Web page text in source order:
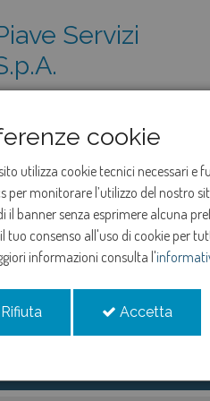
cookie
utilizza cookie tecnici necessari e
per monitorare l’utilizzo del nostro
il banner senza esprimere alcuna
tuo consenso all'uso di cookie per
informazioni consulta l'
Rifiuta Accetta
Servizi